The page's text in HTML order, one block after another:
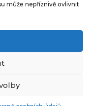
může nepříznivě ovlivnit
All rights reserved.